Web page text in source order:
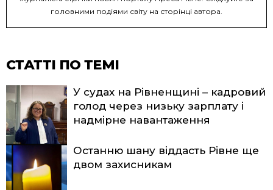
головними подіями світу на сторінці автора.
СТАТТІ ПО ТЕМІ
У судах на Рівненщині – кадровий
голод через низьку зарплату і
надмірне навантаження
Останню шану віддасть Рівне ще
двом захисникам